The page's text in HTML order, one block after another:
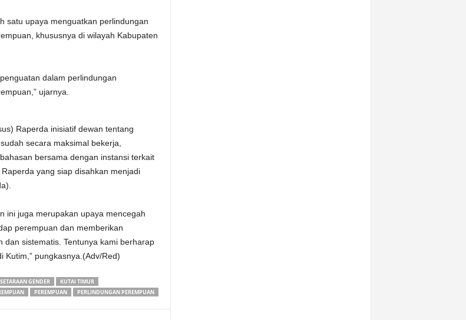
satu upaya menguatkan perlindungan
khususnya di wilayah Kabupaten
dalam perlindungan
ujarnya.
Raperda inisiatif dewan tentang
secara maksimal bekerja,
bersama dengan instansi terkait
yang siap disahkan menjadi
ini juga merupakan upaya mencegah
perempuan dan memberikan
sistematis. Tentunya kami berharap
pungkasnya.(Adv/Red)
GENDER
KUTAI TIMUR
PEREMPUAN PERLINDUNGAN PEREMPUAN